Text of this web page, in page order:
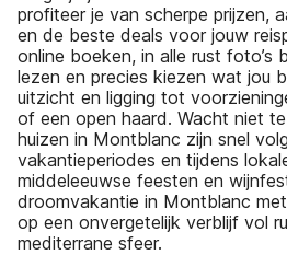
profiteer je van scherpe prijzen,
en de beste deals voor jouw
online boeken, in alle rust foto’s
lezen en precies kiezen wat jou
uitzicht en ligging tot
of een open haard. Wacht niet
huizen in Montblanc zijn snel
vakantieperiodes en tijdens
middeleeuwse feesten en
droomvakantie in Montblanc
op een onvergetelijk verblijf vol
mediterrane sfeer.